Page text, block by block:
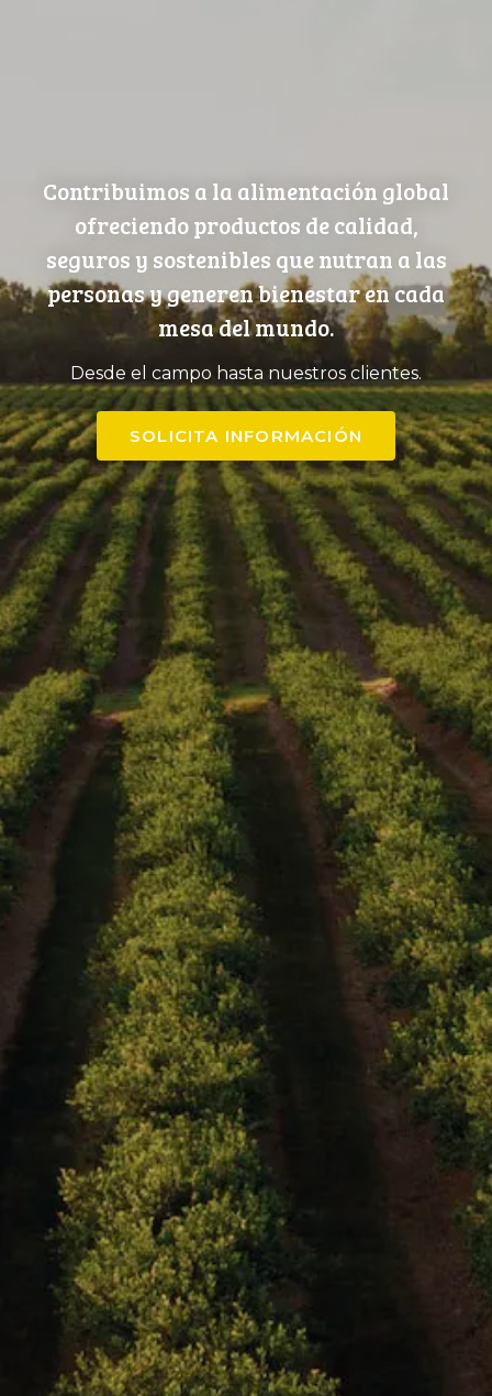
Contribuimos a la alimentación global
ofreciendo productos de calidad,
seguros y sostenibles que nutran a las
personas y generen bienestar en cada
mesa del mundo.
Desde el campo hasta nuestros clientes.
SOLICITA INFORMACIÓN